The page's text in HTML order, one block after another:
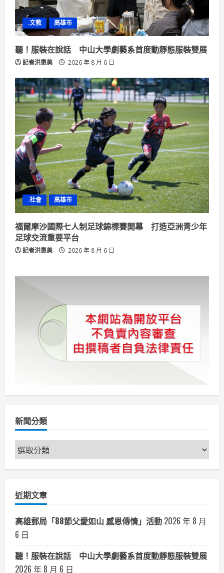
.文教 高雄市
聽！服裝在說話 中山大學劇藝系首度動靜態服裝雙展
記者洪惠美 2026 年 8 月 6 日
.社會 高雄市
福爾摩沙國際七人制足球錦標賽開幕 打造亞洲青少年
足球交流重要平台
記者洪惠美 2026 年 8 月 6 日
新聞分類
新
聞
近期文章
高雄郵局「88節父愛如山 感恩傳情」活動 2026 年 8 月
6 日
聽！服裝在說話 中山大學劇藝系首度動靜態服裝雙展
2026 年 8 月 6 日